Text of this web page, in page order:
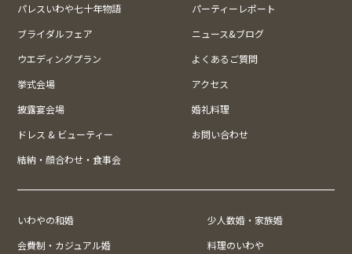
パレスいわや七十年物語
パーティーレポート
ブライダルフェア
ニュース&ブログ
ウエディングプラン
よくあるご質問
挙式会場
アクセス
披露宴会場
婚礼料理
ドレス & ビューティー
お問い合わせ
結納・顔合わせ・食事会
いわやの和婚
少人数婚・家族婚
会費制・カジュアル婚
料理のいわや